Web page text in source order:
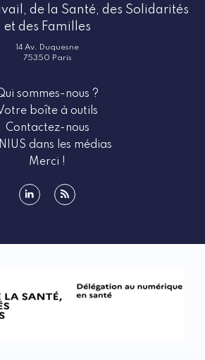
de la Santé, des Solidarités
et des Familles
14 Av. Duquesne
75350 Paris
sommes-nous ?
boîte à outils
Contactez-nous
dans les médias
Merci !